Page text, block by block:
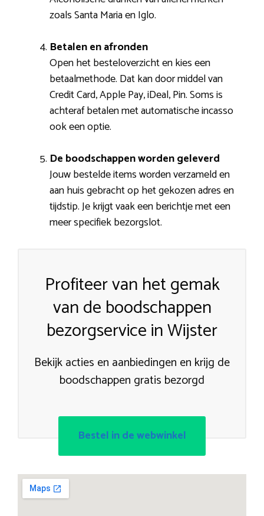
zoals Santa Maria en Iglo.
Betalen en afronden
Open het besteloverzicht en kies een
betaalmethode. Dat kan door middel van
Credit Card, Apple Pay, iDeal, Pin. Soms is
achteraf betalen met automatische incasso
ook een optie.
De boodschappen worden geleverd
Jouw bestelde items worden verzameld en
aan huis gebracht op het gekozen adres en
tijdstip. Je krijgt vaak een berichtje met een
meer specifiek bezorgslot.
Profiteer van het gemak
van de boodschappen
bezorgservice in Wijster
Bekijk acties en aanbiedingen en krijg de
boodschappen gratis bezorgd
Bestel in de webwinkel